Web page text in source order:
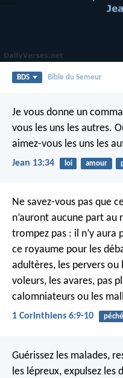
BDS Bible du Semeur
Je vous donne un
vous les uns les autres.
aimez-vous les uns les
Jean 13:34 loi amour
Ne savez-vous pas que
n’auront aucune part au
trompez pas : il n’y aura
ce royaume pour les
adultères, les pervers ou
voleurs, les avares, pas
calomniateurs ou les
1 Corinthiens 6:9-10 péché
Guérissez les malades,
les lépreux, expulsez les